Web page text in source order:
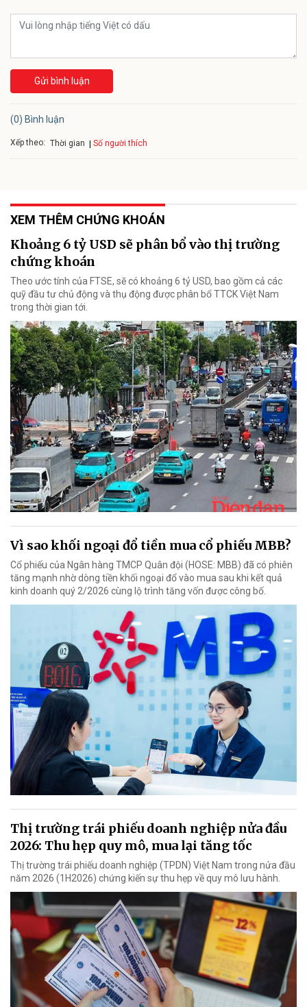
Gửi bình luận
(0) Bình luận
Xếp theo: Thời gian Số người thích
XEM THÊM CHỨNG KHOÁN
Khoảng 6 tỷ USD sẽ phân bổ vào thị trường
chứng khoán
Theo ước tính của FTSE, sẽ có khoảng 6 tỷ USD, bao gồm cả các
quỹ đầu tư chủ động và thụ động được phân bổ TTCK Việt Nam
trong thời gian tới.
Vì sao khối ngoại đổ tiền mua cổ phiếu MBB?
Cổ phiếu của Ngân hàng TMCP Quân đội (HOSE: MBB) đã có phiên
tăng mạnh nhờ dòng tiền khối ngoại đổ vào mua sau khi kết quả
kinh doanh quý 2/2026 cùng lộ trình tăng vốn được công bố.
Thị trường trái phiếu doanh nghiệp nửa đầu
2026: Thu hẹp quy mô, mua lại tăng tốc
Thị trường trái phiếu doanh nghiệp (TPDN) Việt Nam trong nửa đầu
năm 2026 (1H2026) chứng kiến sự thu hẹp về quy mô lưu hành.